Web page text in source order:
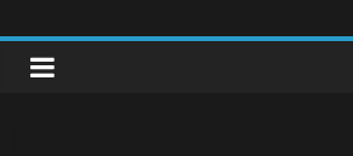
to
content